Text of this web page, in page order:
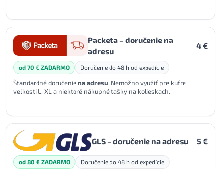
Packeta – doručenie na
adresu
4 €
od 70 € ZADARMO Doručenie do 48 h od expedície
Štandardné doručeniena adresu. Nemožno využiť pre kufre
veľkosti L, XL a niektoré nákupné tašky na kolieskach.
GLS – doručenie na adresu 5 €
od 80 € ZADARMO Doručenie do 48 h od expedície